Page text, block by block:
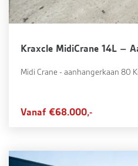
Kraxcle MidiCrane 14L –
Midi Crane - aanhangerkaan 80
Vanaf €68.000,-